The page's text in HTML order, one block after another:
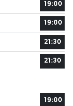
19:00
19:00
21:30
21:30
19:00